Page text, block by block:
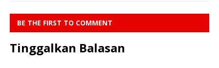
BE THE FIRST TO COMMENT
Tinggalkan Balasan